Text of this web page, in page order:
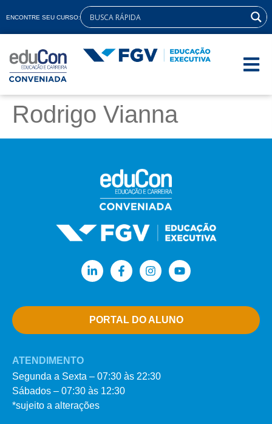
ENCONTRE SEU CURSO:
Rodrigo Vianna
PORTAL DO ALUNO
ATENDIMENTO
Segunda a Sexta – 07:30 às 22:30
Sábados – 07:30 às 12:30
*sujeito a alterações